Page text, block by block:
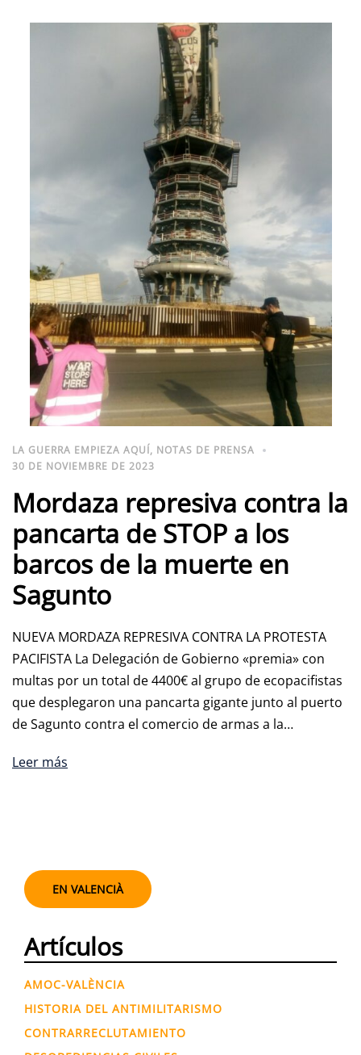
LA GUERRA EMPIEZA AQUÍ, NOTAS DE PRENSA
30 DE NOVIEMBRE DE 2023
Mordaza represiva contra la
pancarta de STOP a los
barcos de la muerte en
Sagunto
NUEVA MORDAZA REPRESIVA CONTRA LA PROTESTA
PACIFISTA La Delegación de Gobierno «premia» con
multas por un total de 4400€ al grupo de ecopacifistas
que desplegaron una pancarta gigante junto al puerto
de Sagunto contra el comercio de armas a la…
Leer más
EN VALENCIÀ
Artículos
AMOC-VALÈNCIA
HISTORIA DEL ANTIMILITARISMO
CONTRARRECLUTAMIENTO